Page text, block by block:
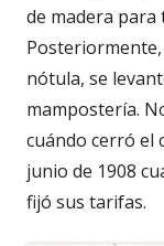
de madera para
nótula, se
mampostería.
cuándo cerró el
junio de 1908
fijó sus tarifas.